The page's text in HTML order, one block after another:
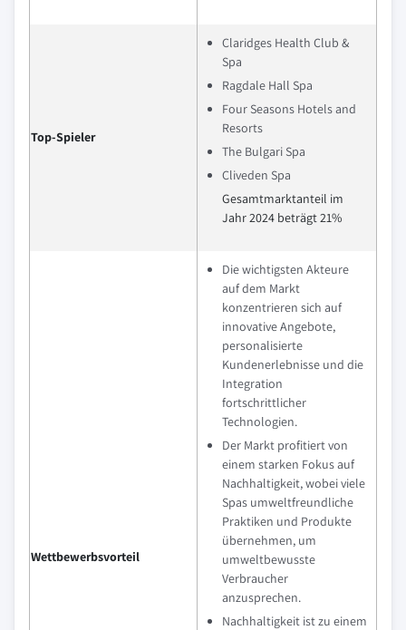
Top-Spieler
Claridges Health Club &
Spa
Ragdale Hall Spa
Four Seasons Hotels and
Resorts
The Bulgari Spa
Cliveden Spa
Gesamtmarktanteil im
Jahr 2024 beträgt 21%
Wettbewerbsvorteil
Die wichtigsten Akteure
auf dem Markt
konzentrieren sich auf
innovative Angebote,
personalisierte
Kundenerlebnisse und die
Integration
fortschrittlicher
Technologien.
Der Markt profitiert von
einem starken Fokus auf
Nachhaltigkeit, wobei viele
Spas umweltfreundliche
Praktiken und Produkte
übernehmen, um
umweltbewusste
Verbraucher
anzusprechen.
Nachhaltigkeit ist zu einem